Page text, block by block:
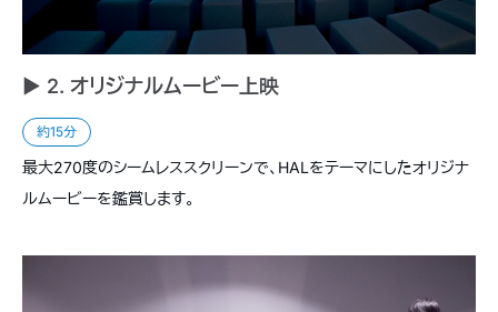
► 2. オリジナルムービー上映
約15分
最大270度のシームレススクリーンで、HALをテーマにしたオリジナ
ルムービーを鑑賞します。